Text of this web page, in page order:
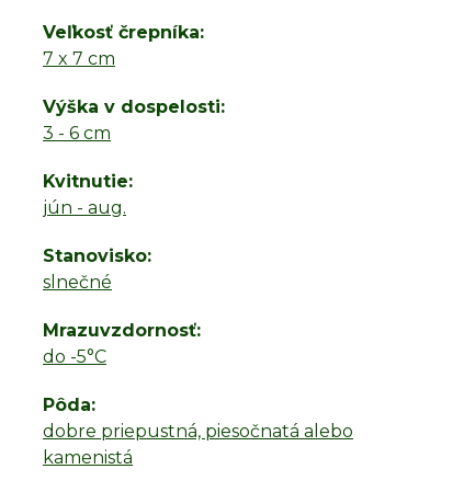
Veľkosť črepníka
7 x 7 cm
Výška v dospelosti
3 - 6 cm
Kvitnutie
jún - aug.
Stanovisko
slnečné
Mrazuvzdornosť
do -5°C
Pôda
dobre priepustná, piesočnatá alebo
kamenistá